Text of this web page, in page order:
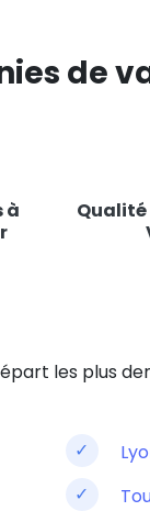
de
à
Qualité
les plus